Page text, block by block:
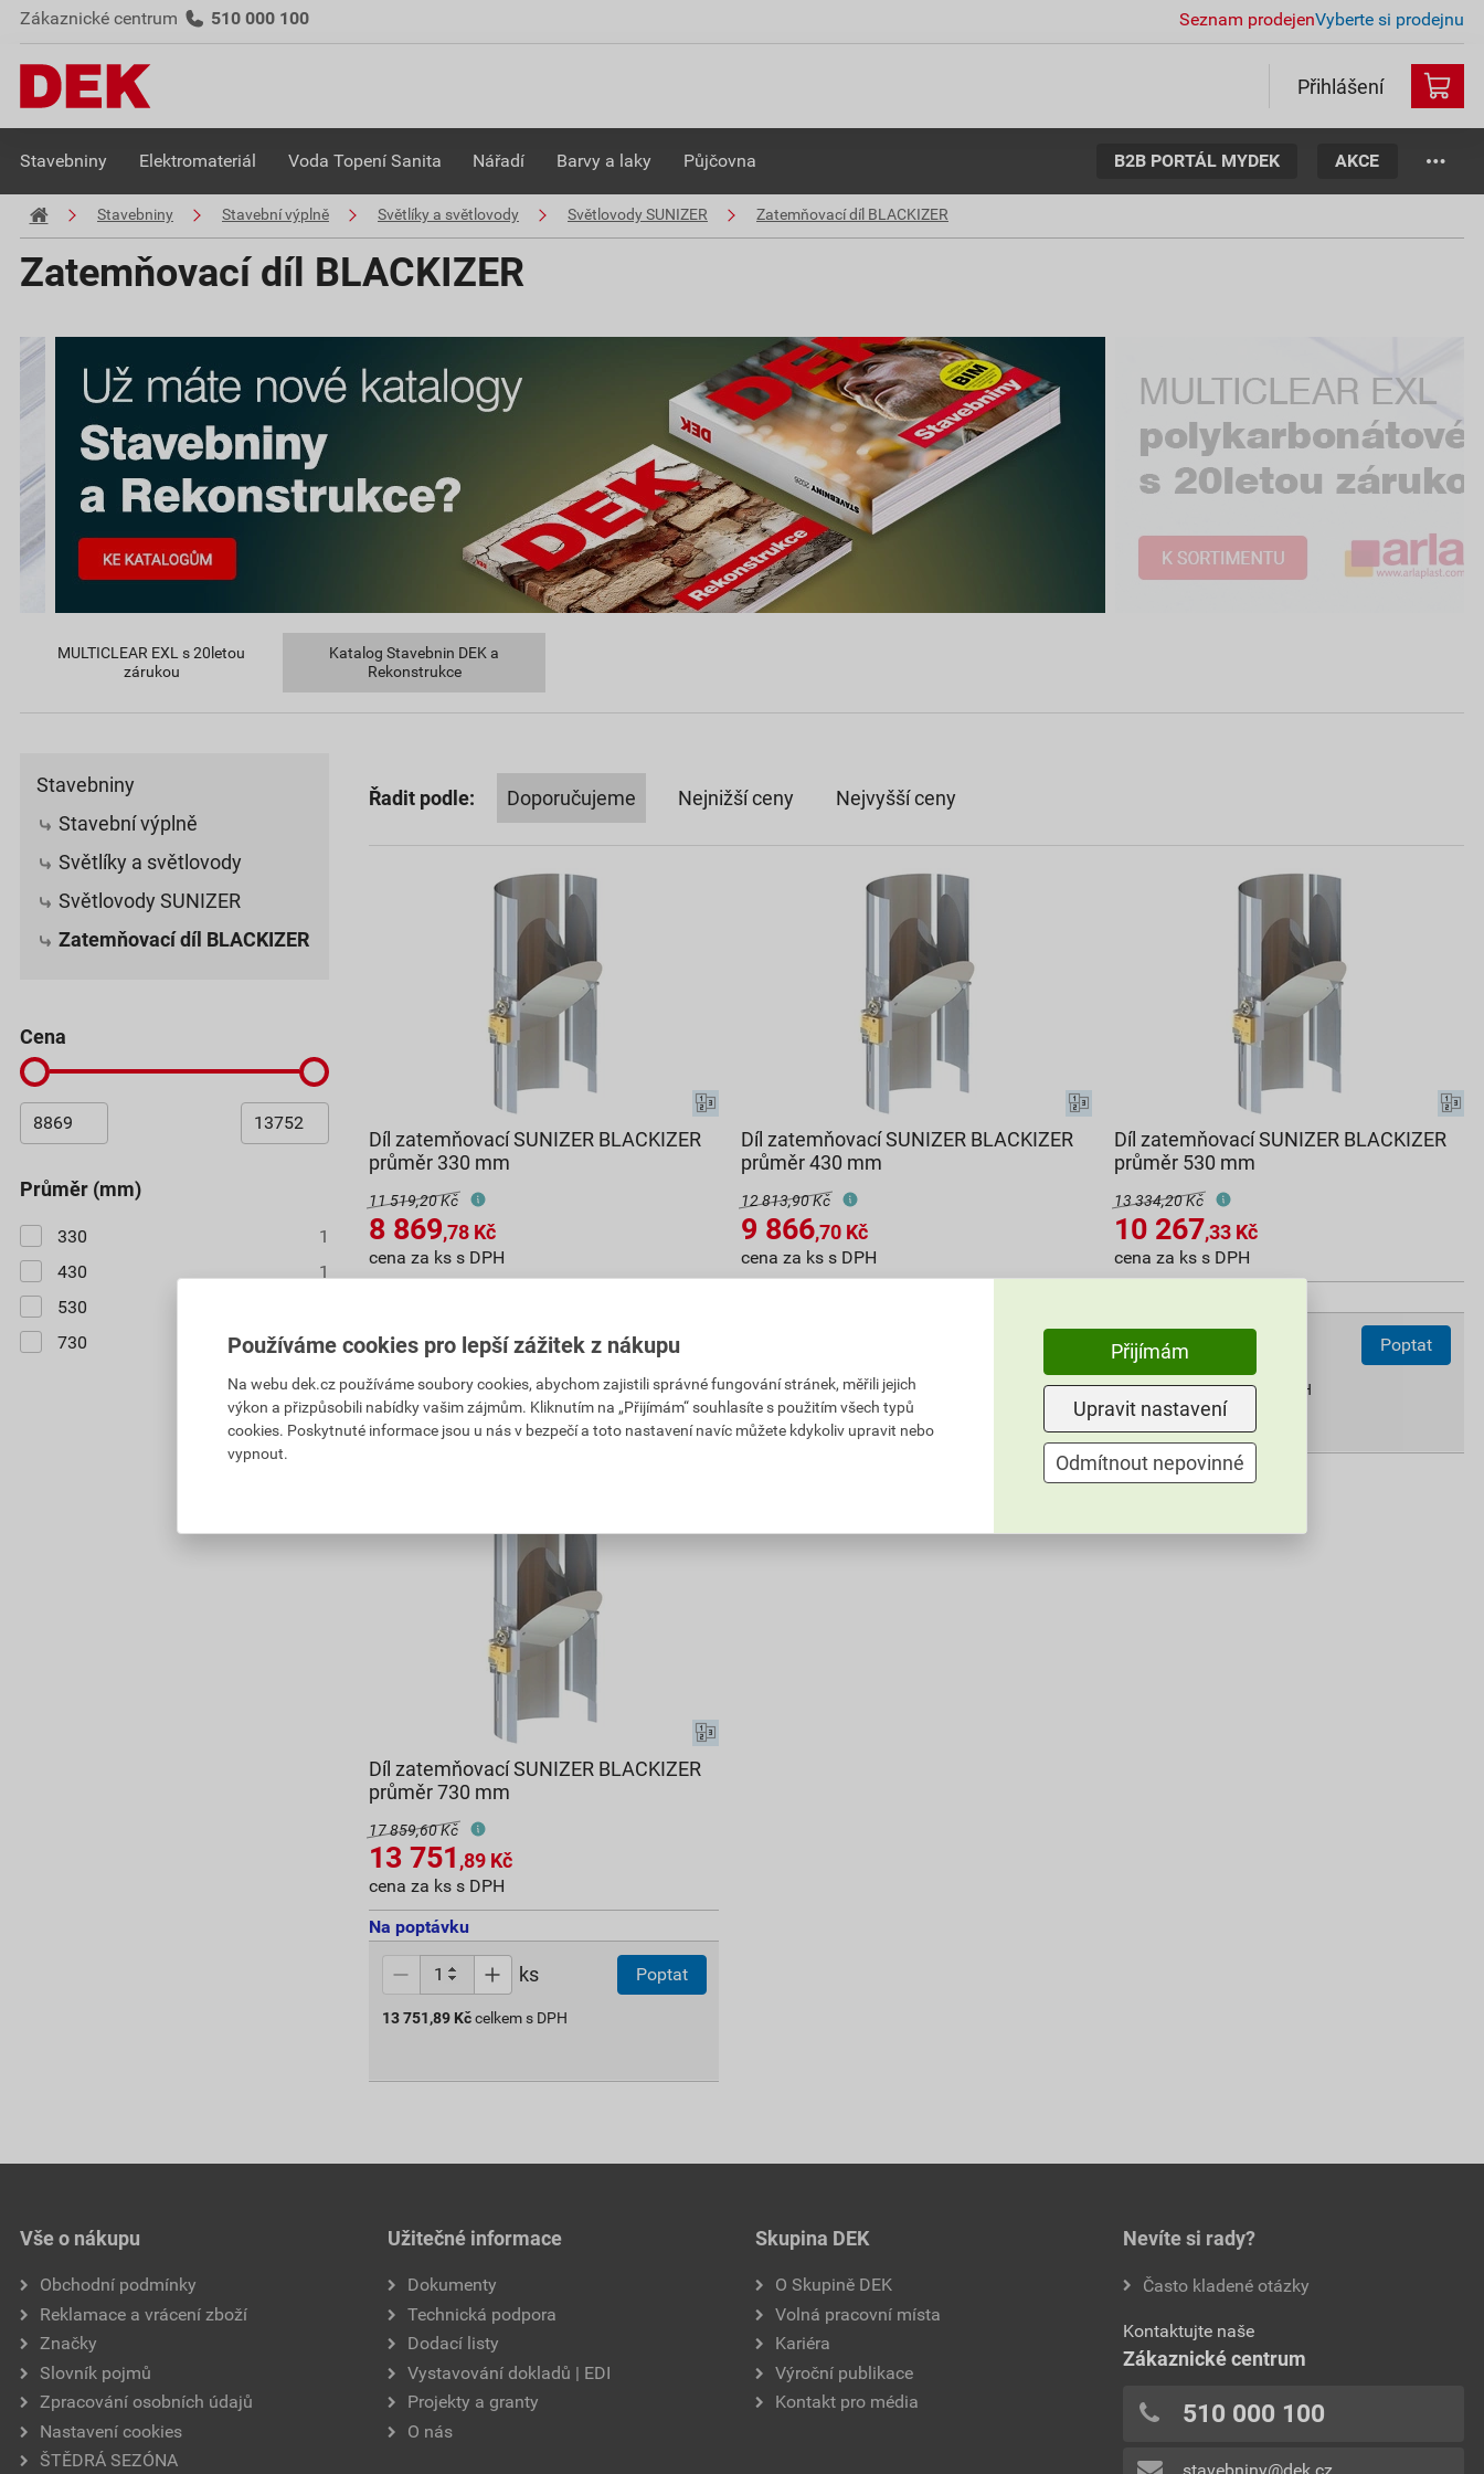
Zákaznické centrum 510 000 100 Seznam prodejenVyberte si prodejnu
Přihlášení
Stavebniny Elektromateriál Voda Topení Sanita Nářadí Barvy a laky Půjčovna B2B PORTÁL MYDEK AKCE
Stavebniny Stavební výplně Světlíky a světlovody Světlovody SUNIZER Zatemňovací díl BLACKIZER
Zatemňovací díl BLACKIZER
MULTICLEAR EXL s 20letou
zárukou
Katalog Stavebnin DEK a
Rekonstrukce
Stavebniny
Stavební výplně
Světlíky a světlovody
Světlovody SUNIZER
Zatemňovací díl BLACKIZER
průměr (mm)
330
1
430
1
530
730
1
cena
Řadit podle: Doporučujeme Nejnižší ceny Nejvyšší ceny
Díl zatemňovací SUNIZER BLACKIZER
průměr 330 mm
11 519,20 Kč
8 869,78 Kč
cena za ks s DPH
ks Poptat
8 869,78Kčcelkem s DPH
Díl zatemňovací SUNIZER BLACKIZER
průměr 430 mm
12 813,90 Kč
9 866,70 Kč
cena za ks s DPH
9 866,70Kč celkem s DPH
Díl zatemňovací SUNIZER BLACKIZER
průměr 530 mm
13 334,20 Kč
10 267,33Kč
cena za ks s DPH
Poptat
10 267,33Kčcelkem s DPH
Díl zatemňovací SUNIZER BLACKIZER
průměr 730 mm
17 859,60 Kč
13 751 ,89 Kč
cena za ks s DPH
Na poptávku
ks Poptat
13 751,89 Kč celkem s DPH
Vše o nákupu
Obchodní podmínky
Reklamace a vrácení zboží
Značky
Slovník pojmů
Zpracování osobních údajů
Nastavení cookies
ŠTĚDRÁ SEZÓNA
Užitečné informace
Dokumenty
Technická podpora
Dodací listy
Vystavování dokladů | EDI
Projekty a granty
O nás
Skupina DEK
O Skupině DEK
Volná pracovní místa
Kariéra
Výroční publikace
Kontakt pro média
Nevíte si rady?
Často kladené otázky
Kontaktujte naše
Zákaznické centrum
510 000 100
Používáme cookies pro lepší zážitek z nákupu
Na webu dek.cz používáme soubory cookies, abychom zajistili správné fungování stránek, měřili jejich
výkon a přizpůsobili nabídky vašim zájmům. Kliknutím na „Přijímám“ souhlasíte s použitím všech typů
cookies. Poskytnuté informace jsou u nás v bezpečí a toto nastavení navíc můžete kdykoliv upravit nebo
vypnout.
Přijímám
Upravit nastavení
Odmítnout nepovinné